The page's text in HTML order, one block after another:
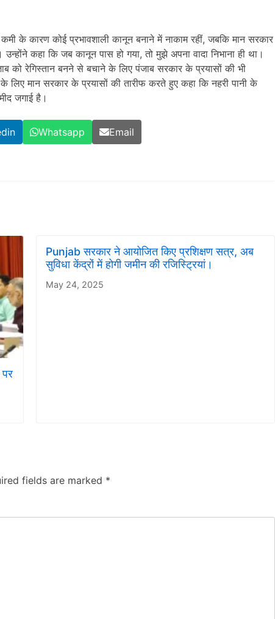
के कारण कोई प्रभावशाली कानून बनाने में नाकाम रहीं, जबकि मान सरकार
कहा कि जब कानून पास हो गया, तो मुझे अपना वादा निभाना ही था।
को रेगिस्तान बनने से बचाने के लिए पंजाब सरकार के प्रयासों की भी
मान सरकार के प्रयासों की तारीफ करते हुए कहा कि नहरी पानी के
जगाई है।
Whatsapp Email
Punjab सरकार ने आयोजित किए प्रशिक्षण सत्र, अब
सुविधा केंद्रों में होगी जमीन की रजिस्ट्रियां।
May 24, 2025
fields are marked *